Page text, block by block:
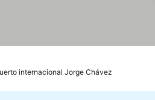
internacional Jorge Chávez